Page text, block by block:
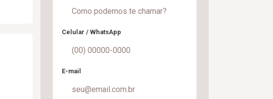
Celular / WhatsApp
E-mail